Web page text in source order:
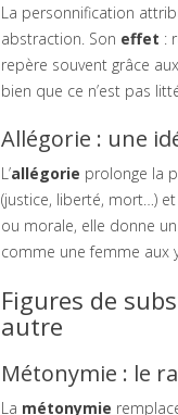
La personnification
abstraction. Son effet :
repère souvent grâce aux
bien que ce n’est pas
Allégorie : une
L’allégorie prolonge la
(justice, liberté, mort…)
ou morale, elle donne un
comme une femme aux
Figures de
autre
Métonymie : le
La métonymie